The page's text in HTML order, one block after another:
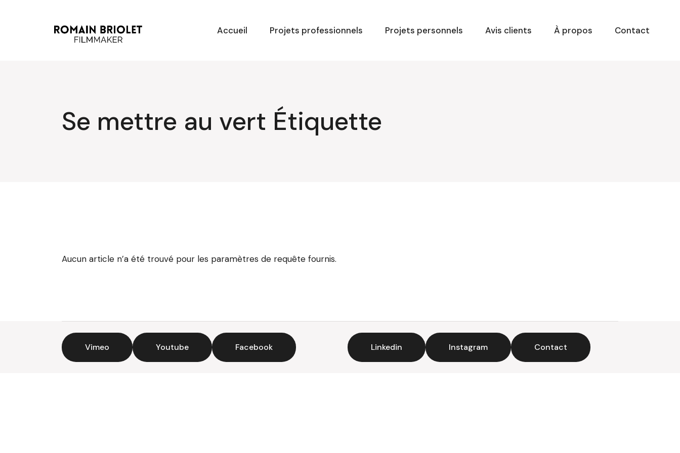
Accueil
Projets professionnels Projets personnels Avis clients À propos Contact
Se mettre au vert Étiquette
Aucun article n’a été trouvé pour les paramètres de requête fournis.
Vimeo Youtube Facebook Linkedin Instagram Contact